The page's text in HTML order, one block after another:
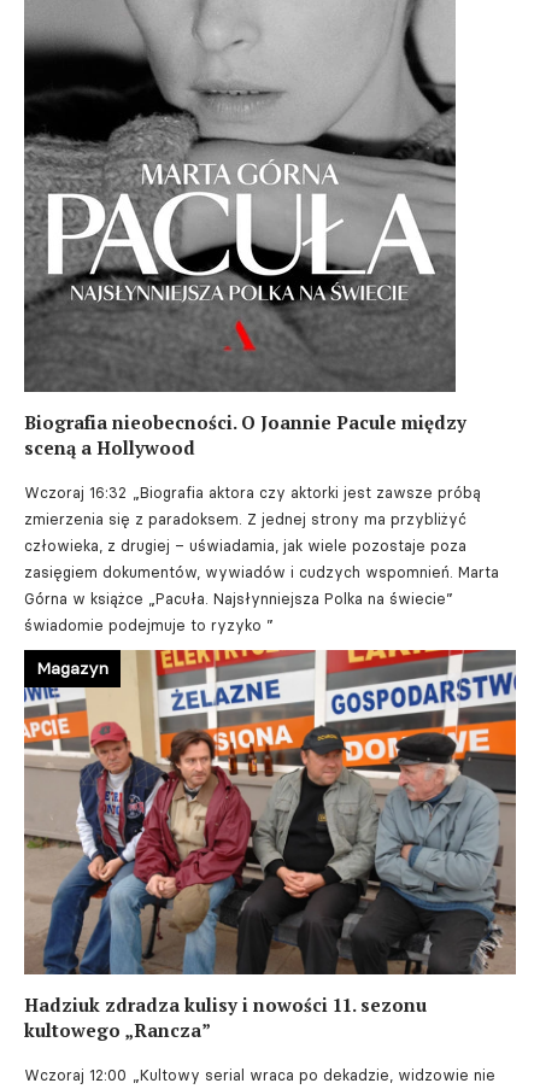
Biografia nieobecności. O Joannie Pacule między
sceną a Hollywood
Wczoraj 16:32
„Biografia aktora czy aktorki jest zawsze próbą
zmierzenia się z paradoksem. Z jednej strony ma przybliżyć
człowieka, z drugiej – uświadamia, jak wiele pozostaje poza
zasięgiem dokumentów, wywiadów i cudzych wspomnień. Marta
Górna w książce „Pacuła. Najsłynniejsza Polka na świecie”
świadomie podejmuje to ryzyko ”
Hadziuk zdradza kulisy i nowości 11. sezonu
kultowego „Rancza”
Wczoraj 12:00
„Kultowy serial wraca po dekadzie, widzowie nie
Magazyn